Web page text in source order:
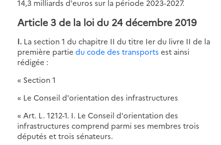
14,3 milliards d'euros sur la période 2023-2027.
Article 3 de la loi du 24 décembre 2019
I. La section 1 du chapitre II du titre Ier du livre II de la
première partie du code des transports est ainsi
rédigée :
« Section 1
« Le Conseil d'orientation des infrastructures
« Art. L. 1212-1. I. Le Conseil d'orientation des
infrastructures comprend parmi ses membres trois
députés et trois sénateurs.